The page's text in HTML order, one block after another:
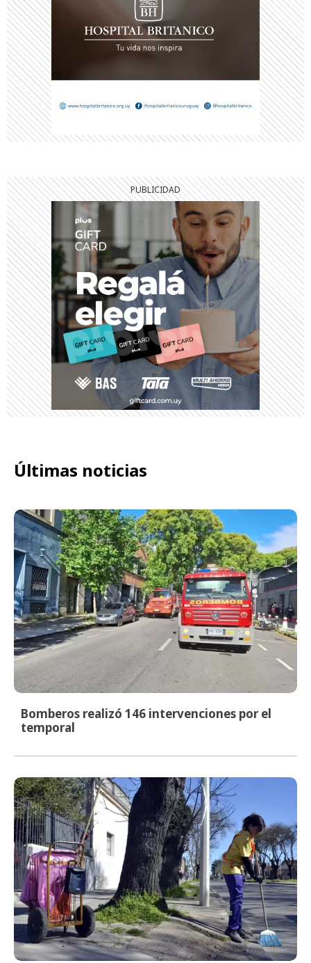
Últimas noticias
Bomberos realizó 146 intervenciones por el
temporal